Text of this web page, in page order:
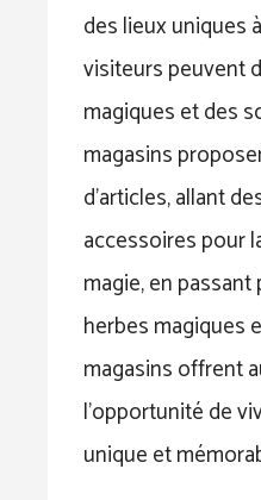
des lieux uniques
visiteurs peuvent
magiques et des
magasins
d’articles, allant
accessoires pour
magie, en
herbes magiques
magasins offrent
l’opportunité de
unique et